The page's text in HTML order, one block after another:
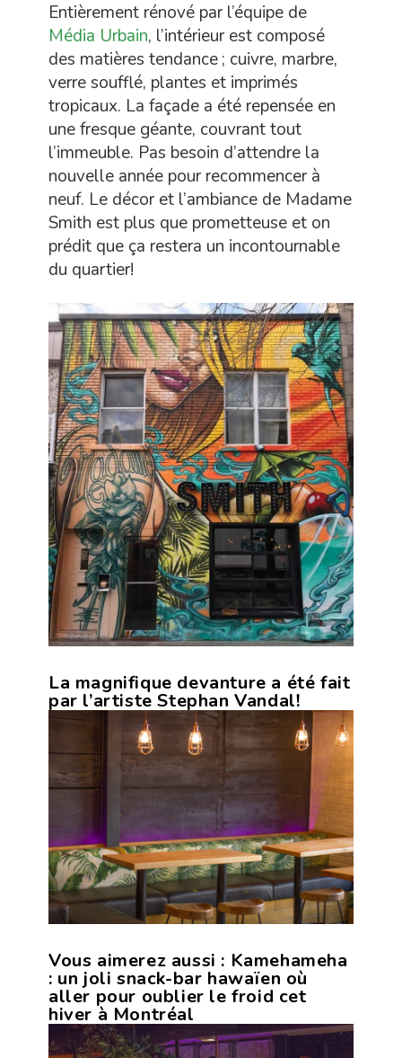
Entièrement rénové par l’équipe de
Média Urbain, l’intérieur est composé
des matières tendance ; cuivre, marbre,
verre soufflé, plantes et imprimés
tropicaux. La façade a été repensée en
une fresque géante, couvrant tout
l’immeuble. Pas besoin d’attendre la
nouvelle année pour recommencer à
neuf. Le décor et l’ambiance de Madame
Smith est plus que prometteuse et on
prédit que ça restera un incontournable
du quartier!
La magnifique devanture a été fait
par l’artiste Stephan Vandal!
Vous aimerez aussi : Kamehameha
: un joli snack-bar hawaïen où
aller pour oublier le froid cet
hiver à Montréal